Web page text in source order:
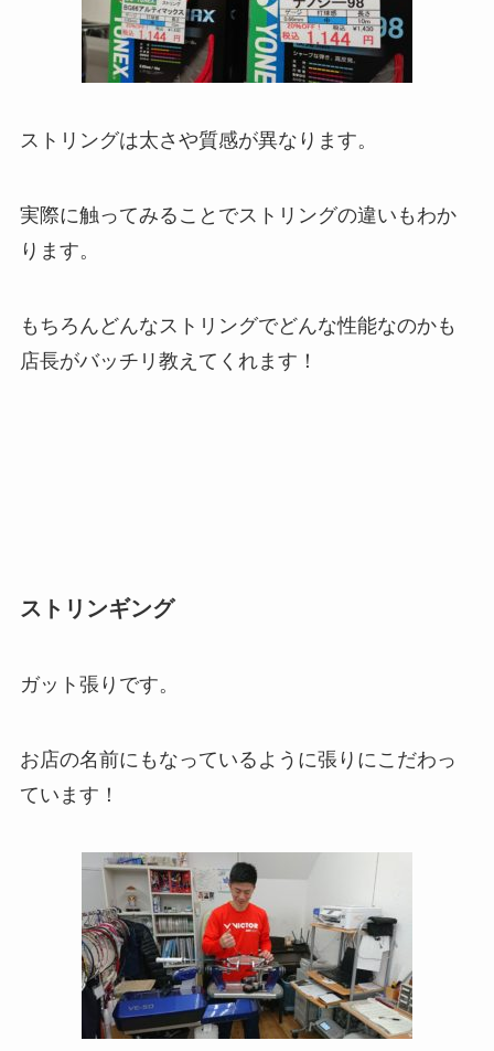
ストリングは太さや質感が異なります。
実際に触ってみることでストリングの違いもわか
ります。
もちろんどんなストリングでどんな性能なのかも
店長がバッチリ教えてくれます！
ストリンギング
ガット張りです。
お店の名前にもなっているように張りにこだわっ
ています！